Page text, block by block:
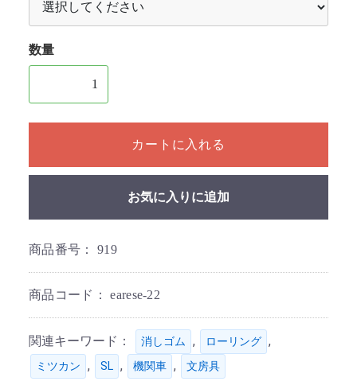
数量
1個以上の数量を入力してください
カートに入れる
お気に入りに追加
商品番号： 919
商品コード：earese-22
関連キーワード： 消しゴム , ローリング ,
ミツカン , SL , 機関車 , 文房具